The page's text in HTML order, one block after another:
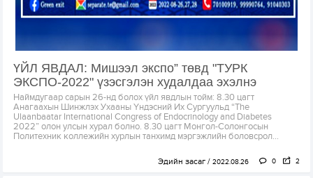
ҮЙЛ ЯВДАЛ: Мишээл экспо” төвд "ТУРК
ЭКСПО-2022" үзэсгэлэн худалдаа эхэлнэ
Наймдугаар сарын 26-нд болох үйл явдлын тойм: 8.30 цагт
Анагаахын Шинжлэх Ухааны Үндэсний Их Сургуульд “The
Ulaanbaatar International Congress of Endocrinology and Diabetes
2022” олон улсын хурал болно. 8.30 цагт Монгол-Солонгосын
Политехник коллежийн хурлын танхимд мэргэжлийн боловсрол...
Эдийн засаг 2022.08.26 0 2